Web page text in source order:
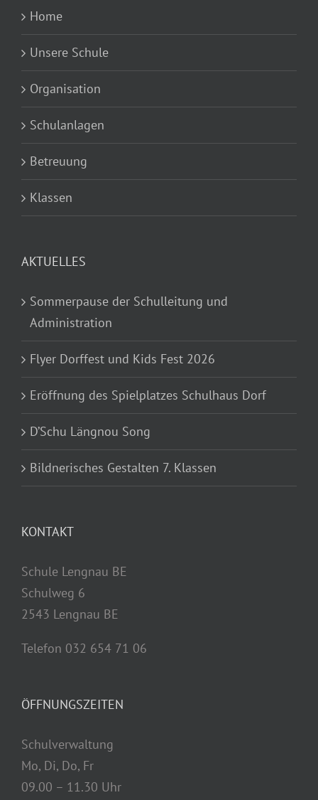
Home
Unsere Schule
Organisation
Schulanlagen
Betreuung
Klassen
AKTUELLES
Sommerpause der Schulleitung und
Administration
Flyer Dorffest und Kids Fest 2026
Eröffnung des Spielplatzes Schulhaus Dorf
D’Schu Längnou Song
Bildnerisches Gestalten 7. Klassen
KONTAKT
Schule Lengnau BE
Schulweg 6
2543 Lengnau BE
Telefon 032 654 71 06
ÖFFNUNGSZEITEN
Schulverwaltung
Mo, Di, Do, Fr
09.00 – 11.30 Uhr